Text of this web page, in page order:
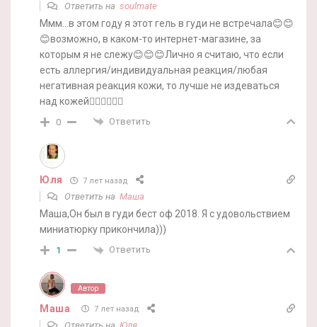
Ответить на soulmate
Ммм…в этом году я этот гель в гуди не встречала😊😊
😊возможно, в каком-то интернет-магазине, за
которым я не слежу😊😊😊Лично я считаю, что если
есть аллергия/индивидуальная реакция/любая
негативная реакция кожи, то лучше не издеваться
над кожей🤷‍♀️🤷‍♀️🤷‍♀️
0 Ответить
Юля 7 лет назад
Ответить на Маша
Маша,Он был в гуди бест оф 2018. Я с удовольствием
миниатюрку прикончила)))
1 Ответить
Автор
Маша 7 лет назад